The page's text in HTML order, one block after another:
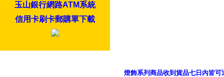
玉山銀行網路ATM系統
信用卡刷卡郵購單下載
燈飾系列商品收到貨品七日內皆